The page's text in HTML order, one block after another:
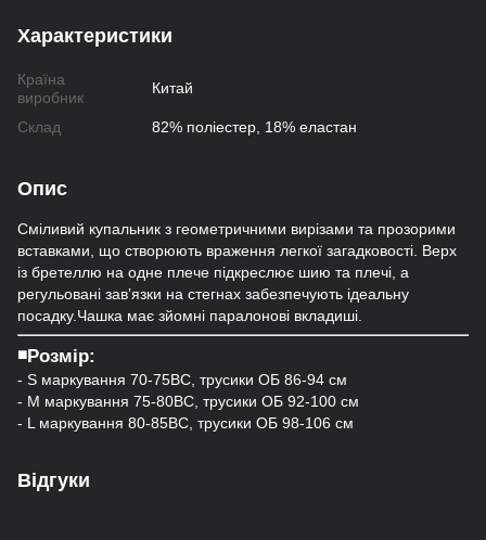
Характеристики
Країна
виробник
Китай
Склад 82% поліестер, 18% еластан
Опис
Сміливий купальник з геометричними вирізами та прозорими
вставками, що створюють враження легкої загадковості. Верх
із бретеллю на одне плече підкреслює шию та плечі, а
регульовані зав’язки на стегнах забезпечують ідеальну
посадку.Чашка має зйомні паралонові вкладиші.
◾️Розмір:
- S маркування 70-75ВС, трусики ОБ 86-94 см
- M маркування 75-80ВС, трусики ОБ 92-100 см
- L маркування 80-85BC, трусики ОБ 98-106 см
Відгуки